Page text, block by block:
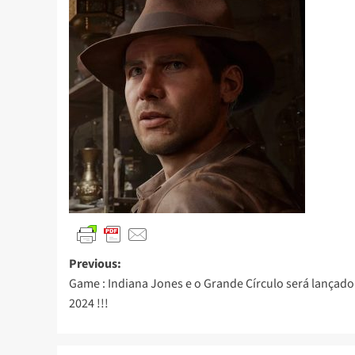
Previous:
Game : Indiana Jones e o Grande Círculo será
2024 !!!